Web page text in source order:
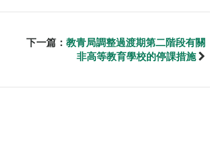
下一篇： 教青局調整過渡期第二階段有關
非高等教育學校的停課措施